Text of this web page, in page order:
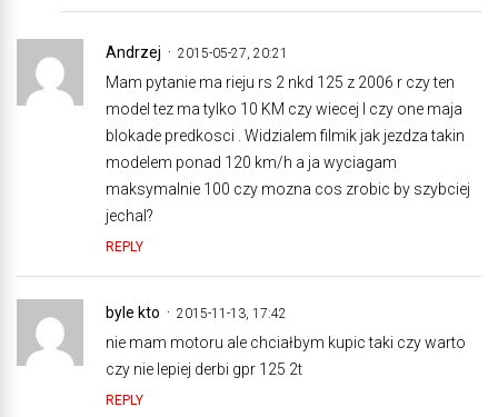
Andrzej 2015-05-27, 20:21
Mam pytanie ma rieju rs 2 nkd 125 z 2006 r czy ten
model tez ma tylko 10 KM czy wiecej I czy one maja
blokade predkosci . Widzialem filmik jak jezdza takin
modelem ponad 120 km/h a ja wyciagam
maksymalnie 100 czy mozna cos zrobic by szybciej
jechal?
REPLY
byle kto 2015-11-13, 17:42
nie mam motoru ale chciałbym kupic taki czy warto
czy nie lepiej derbi gpr 125 2t
REPLY